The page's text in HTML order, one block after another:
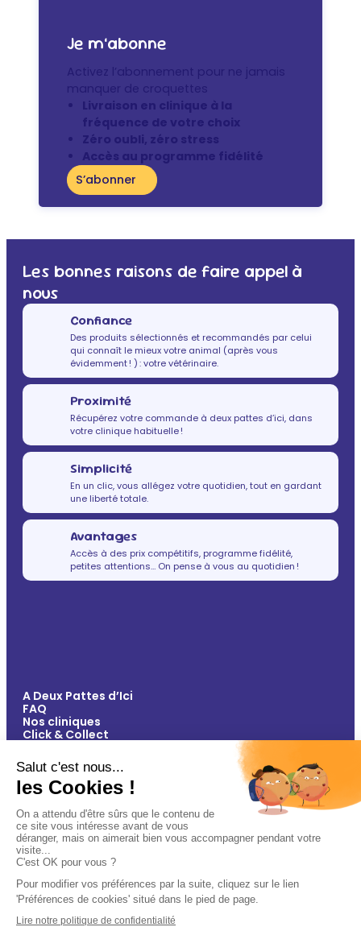
Je m’abonne
Activez l’abonnement pour ne jamais
manquer de croquettes
Livraison en clinique à la
fréquence de votre choix
Zéro oubli, zéro stress
Accès au programme fidélité
S’abonner
Les bonnes raisons de faire appel à
nous
Confiance
Des produits sélectionnés et recommandés par celui
qui connaît le mieux votre animal (après vous
évidemment ! ) : votre vétérinaire.
Proximité
Récupérez votre commande à deux pattes d’ici, dans
votre clinique habituelle !
Simplicité
En un clic, vous allégez votre quotidien, tout en gardant
une liberté totale.
Avantages
Accès à des prix compétitifs, programme fidélité,
petites attentions… On pense à vous au quotidien !
A Deux Pattes d’Ici
FAQ
Nos cliniques
Click & Collect
Vos avantages
Conseils
Paiement 100% sécurisé